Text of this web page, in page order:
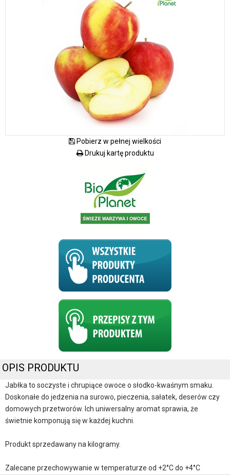
Pobierz w pełnej wielkości
Drukuj kartę produktu
OPIS PRODUKTU
Jabłka to soczyste i chrupiące owoce o słodko-kwaśnym smaku.
Doskonałe do jedzenia na surowo, pieczenia, sałatek, deserów czy
domowych przetworów. Ich uniwersalny aromat sprawia, że
świetnie komponują się w każdej kuchni.
Produkt sprzedawany na kilogramy.
Zalecane przechowywanie w temperaturze od +2°C do +4°C